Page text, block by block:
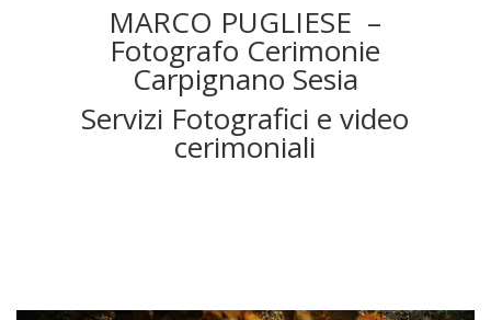
MARCO PUGLIESE –
Fotografo Cerimonie
Carpignano Sesia
Servizi Fotografici e video
cerimoniali